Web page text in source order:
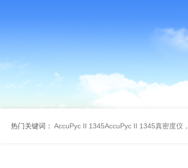
热门关键词： AccuPyc II 1345AccuPyc II 1345真密度仪